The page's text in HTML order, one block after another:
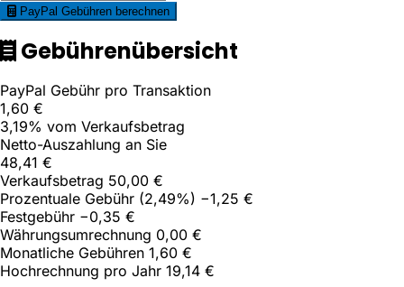
PayPal Gebühren berechnen
Gebührenübersicht
PayPal Gebühr pro Transaktion
1,60 €
3,19% vom Verkaufsbetrag
Netto-Auszahlung an Sie
48,41 €
Verkaufsbetrag 50,00 €
Prozentuale Gebühr (2,49%) −1,25 €
Festgebühr −0,35 €
Währungsumrechnung 0,00 €
Monatliche Gebühren 1,60 €
Hochrechnung pro Jahr 19,14 €